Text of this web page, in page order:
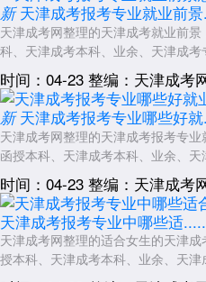
新 天津成考报考专业就业前
天津成考网整理的天津成考就业前
科、天津成考本科、业余、天津成
时间：04-23 整编：天津成考
新 天津成考报考专业哪些好
天津成考网整理的天津成考报考专
函授本科、天津成考本科、业余、
时间：04-23 整编：天津成考
天津成考报考专业中哪些适
天津成考网整理的适合女生的天津
授本科、天津成考本科、业余、天